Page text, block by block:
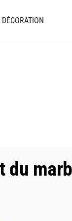
DÉCORATION
du